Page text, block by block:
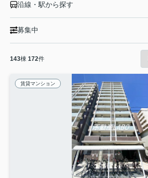
沿線・駅から探す
募集中
143棟 172件
賃貸マンション